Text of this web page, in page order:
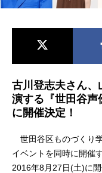
春アニメ
秋アニメ
古川登志夫さん、
演する『世田谷声
に開催決定！
世田谷区ものづくり
イベントを同時に開催
2016年8月27日(土)に